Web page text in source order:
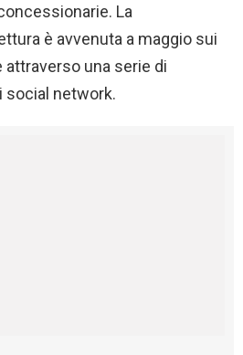
La
è avvenuta a maggio sui
attraverso una serie di
social network.